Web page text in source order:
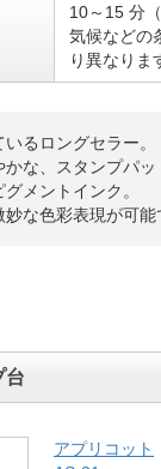
10～15 分
気候などの
り異なりま
るロングセラー。
な、スタンプパッ
メントインク。
な色彩表現が可能
台
アプリコット